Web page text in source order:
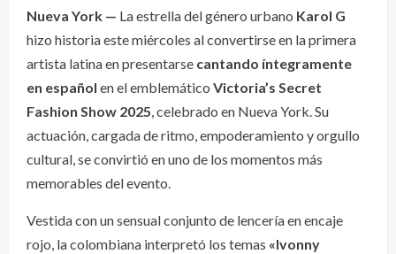
Nueva York — La estrella del género urbano Karol G
hizo historia este miércoles al convertirse en la primera
artista latina en presentarse cantando íntegramente
en español en el emblemático Victoria’s Secret
Fashion Show 2025, celebrado en Nueva York. Su
actuación, cargada de ritmo, empoderamiento y orgullo
cultural, se convirtió en uno de los momentos más
memorables del evento.
Vestida con un sensual conjunto de lencería en encaje
rojo, la colombiana interpretó los temas «Ivonny